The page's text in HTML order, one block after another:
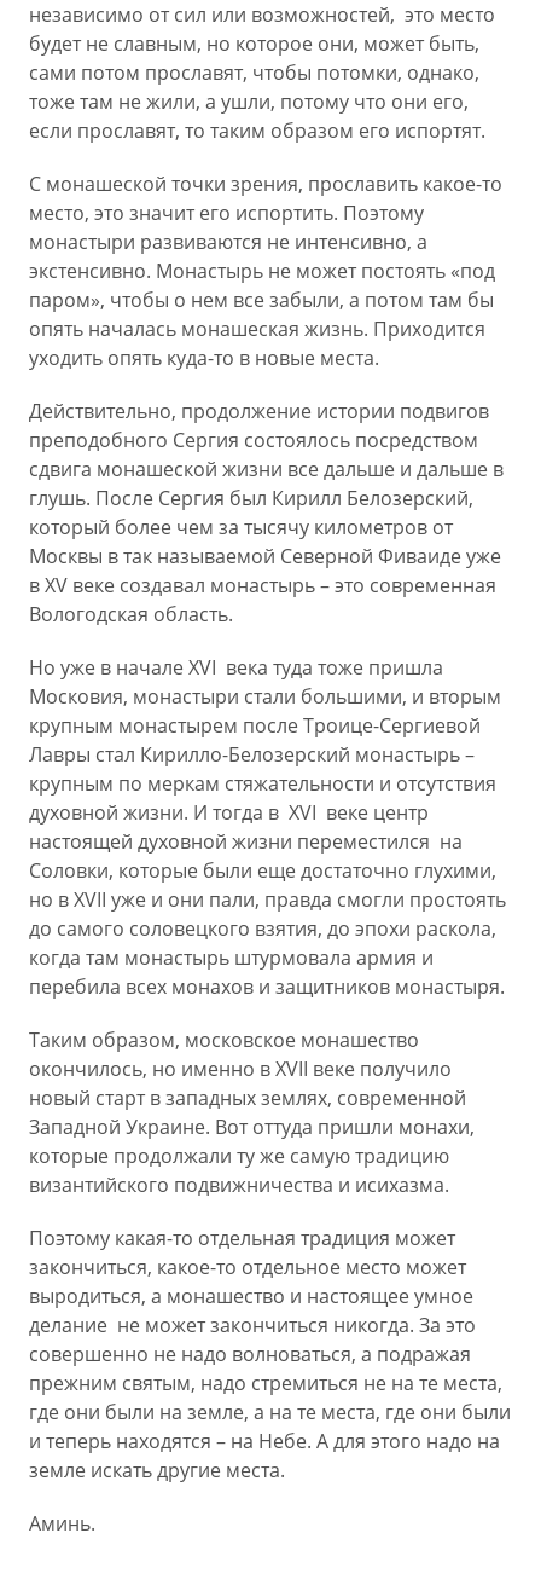
независимо от сил или возможностей, это место
будет не славным, но которое они, может быть,
сами потом прославят, чтобы потомки, однако,
тоже там не жили, а ушли, потому что они его,
если прославят, то таким образом его испортят.
С монашеской точки зрения, прославить какое-то
место, это значит его испортить. Поэтому
монастыри развиваются не интенсивно, а
экстенсивно. Монастырь не может постоять «под
паром», чтобы о нем все забыли, а потом там бы
опять началась монашеская жизнь. Приходится
уходить опять куда-то в новые места.
Действительно, продолжение истории подвигов
преподобного Сергия состоялось посредством
сдвига монашеской жизни все дальше и дальше в
глушь. После Сергия был Кирилл Белозерский,
который более чем за тысячу километров от
Москвы в так называемой Северной Фиваиде уже
в XV веке создавал монастырь – это современная
Вологодская область.
Но уже в начале XVI века туда тоже пришла
Московия, монастыри стали большими, и вторым
крупным монастырем после Троице-Сергиевой
Лавры стал Кирилло-Белозерский монастырь –
крупным по меркам стяжательности и отсутствия
духовной жизни. И тогда в XVI веке центр
настоящей духовной жизни переместился на
Соловки, которые были еще достаточно глухими,
но в XVII уже и они пали, правда смогли простоять
до самого соловецкого взятия, до эпохи раскола,
когда там монастырь штурмовала армия и
перебила всех монахов и защитников монастыря.
Таким образом, московское монашество
окончилось, но именно в XVII веке получило
новый старт в западных землях, современной
Западной Украине. Вот оттуда пришли монахи,
которые продолжали ту же самую традицию
византийского подвижничества и исихазма.
Поэтому какая-то отдельная традиция может
закончиться, какое-то отдельное место может
выродиться, а монашество и настоящее умное
делание не может закончиться никогда. За это
совершенно не надо волноваться, а подражая
прежним святым, надо стремиться не на те места,
где они были на земле, а на те места, где они были
и теперь находятся – на Небе. А для этого надо на
земле искать другие места.
Аминь.